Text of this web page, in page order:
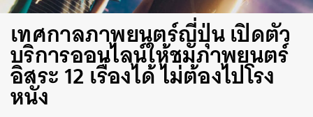
เทศกาลภาพยนตร์ญี่ปุ่น เปิดตัว
บริการออนไลน์ให้ชมภาพยนตร์
อิสระ 12 เรื่องได้ ไม่ต้องไปโรง
หนัง